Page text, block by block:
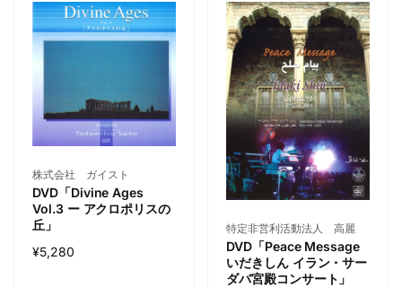
株式会社 ガイスト
DVD「Divine Ages
Vol.3 ー アクロポリスの
丘」
¥5,280
特定非営利活動法人 高麗
DVD「Peace Message
いだきしん イラン・サー
ダバ宮殿コンサート」